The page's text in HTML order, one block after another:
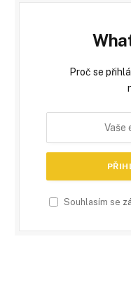
Proč se
Souhlasím se